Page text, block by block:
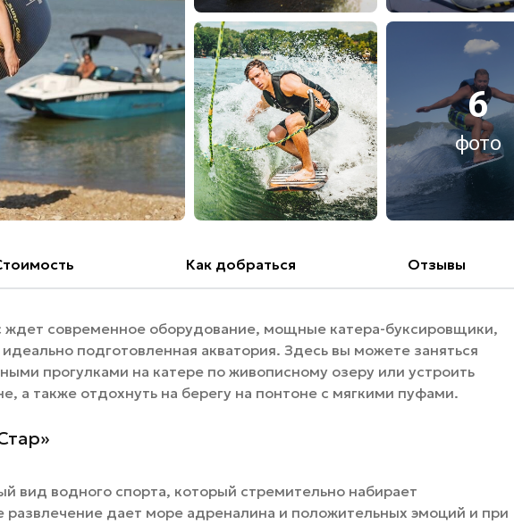
6
фото
Как добраться Отзывы
ждет современное оборудование, мощные катера-буксировщики,
подготовленная акватория. Здесь вы можете заняться
прогулками на катере по живописному озеру или устроить
а также отдохнуть на берегу на понтоне с мягкими пуфами.
вид водного спорта, который стремительно набирает
развлечение дает море адреналина и положительных эмоций и при